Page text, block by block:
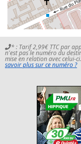
* : Tarif 2,99€ TTC par
n'est pas le numéro du
mise en relation avec celui-
savoir plus sur ce numéro ?